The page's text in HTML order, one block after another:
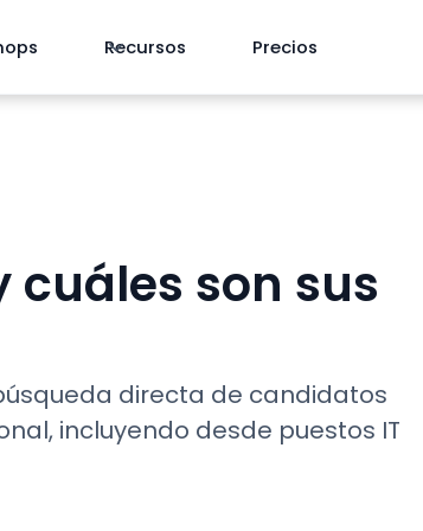
Recursos Precios
cuáles son sus
directa de candidatos
incluyendo desde puestos IT